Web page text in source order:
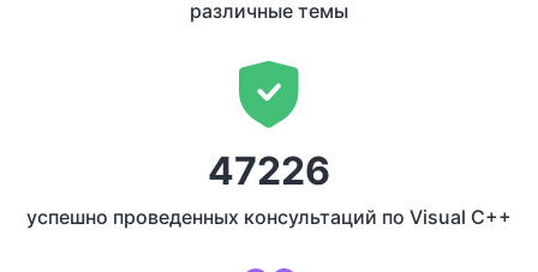
различные темы
47226
успешно проведенных консультаций по Visual C++